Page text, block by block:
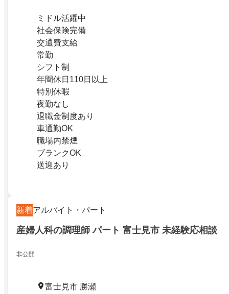
ミドル活躍中
社会保険完備
交通費支給
常勤
シフト制
年間休日110日以上
特別休暇
夜勤なし
退職金制度あり
車通勤OK
職場内禁煙
ブランクOK
送迎あり
新着アルバイト・パート
産婦人科の調理師 パート 富士見市 未経験応相談
非公開
富士見市 勝瀬